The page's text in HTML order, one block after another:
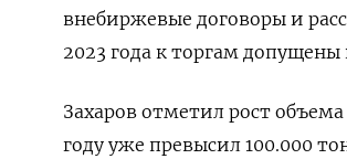
внебиржевые договоры и
2023 года к торгам
Захаров отметил рост
году уже превысил 100.000